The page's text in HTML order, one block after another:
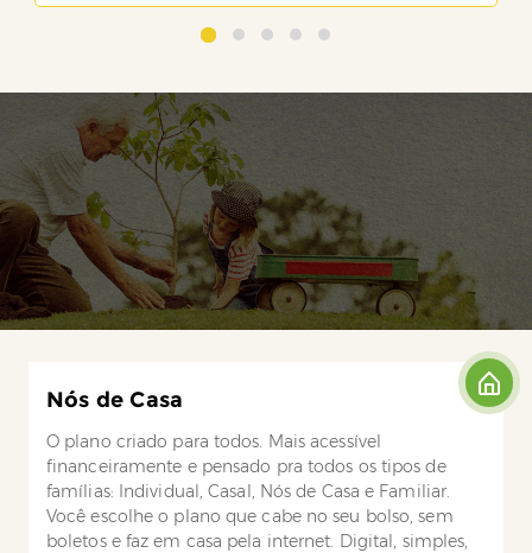
Nós de Casa
O plano criado para todos. Mais acessível
financeiramente e pensado pra todos os tipos de
famílias: Individual, Casal, Nós de Casa e Familiar.
Você escolhe o plano que cabe no seu bolso, sem
boletos e faz em casa pela internet. Digital, simples,